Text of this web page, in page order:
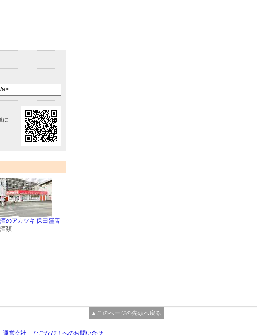
に
酒のアカツキ 保田窪店
酒類
▲このページの先頭へ戻る
運営会社 ひごなび！へのお問い合せ